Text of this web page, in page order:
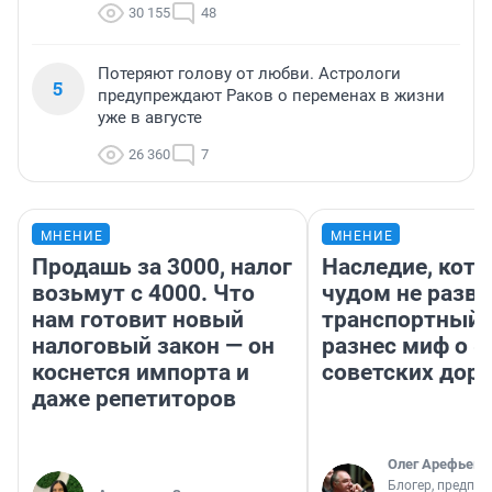
30 155 48
5
Потеряют голову от любви. Астрологи
предупреждают Раков о переменах в жизни
уже в августе
26 360 7
МНЕНИЕ
Продашь за 3000, налог
возьмут с 4000. Что
нам готовит новый
налоговый закон — он
коснется импорта и
даже репетиторов
МНЕНИЕ
Наследие,
чудом не
транспортный
разнес миф о
советских
Олег Арефьев
Блогер,